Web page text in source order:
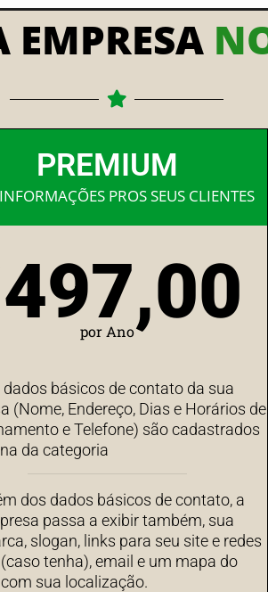
EMPRESA
PREMIUM
PROS SEUS CLIENTES
497,00
por Ano
dados básicos de contato da sua
(Nome, Endereço, Dias e Horários de
e Telefone) são cadastrados
da categoria
dos dados básicos de contato, a
passa a exibir também, sua
slogan, links para seu site e redes
tenha), email e um mapa do
sua localização.